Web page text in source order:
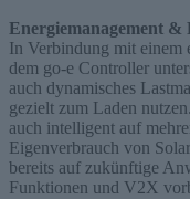
Energiemanagement &
In Verbindung mit einem
dem go-e Controller
auch dynamisches
gezielt zum Laden
auch intelligent auf
Eigenverbrauch von
bereits auf zukünftige
Funktionen und V2X